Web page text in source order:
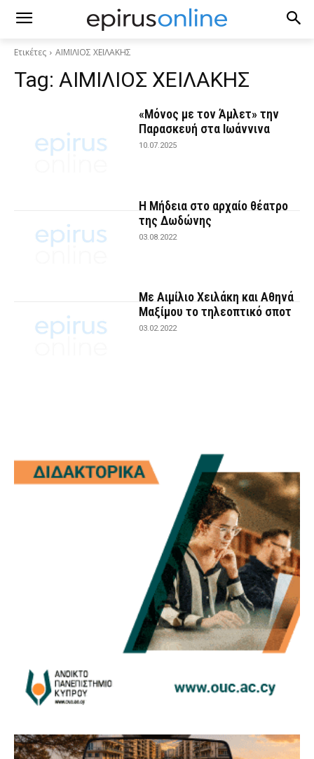
Ετικέτες ΑΙΜΙΛΙΟΣ ΧΕΙΛΑΚΗΣ
Tag: ΑΙΜΙΛΙΟΣ ΧΕΙΛΑΚΗΣ
«Μόνος με τον Άμλετ» την
Παρασκευή στα Ιωάννινα
10.07.2025
Η Μήδεια στο αρχαίο θέατρο
της Δωδώνης
03.08.2022
Με Αιμίλιο Χειλάκη και Αθηνά
Μαξίμου το τηλεοπτικό σποτ
03.02.2022